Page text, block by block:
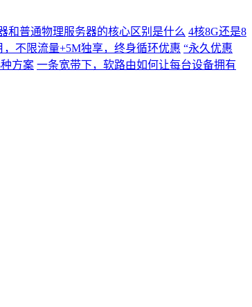
和普通物理服务器的核心区别是什么 4核8G还是8
，不限流量+5M独享，终身循环优惠 “永久优惠
方案 一条宽带下，软路由如何让每台设备拥有